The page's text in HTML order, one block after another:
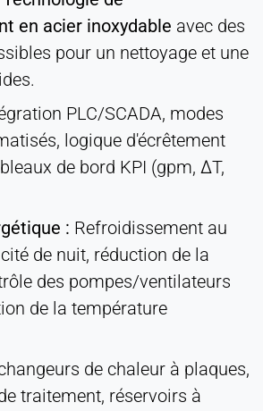
en acier inoxydable avec des
pour un nettoyage et une
PLC/SCADA, modes
logique d'écrêtement
de bord KPI (gpm, ΔT,
: Refroidissement au
de nuit, réduction de la
des pompes/ventilateurs
de la température
de chaleur à plaques,
traitement, réservoirs à